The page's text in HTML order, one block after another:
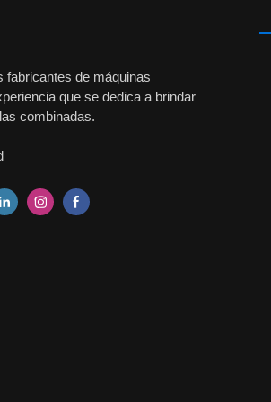
fabricantes de máquinas
que se dedica a brindar
combinadas.